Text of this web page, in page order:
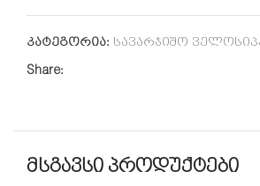
კატეგორია: სავარჯიშო
Share:
მსგავსი პროდუქტები